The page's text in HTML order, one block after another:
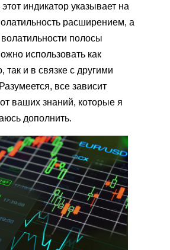
индикатор указывает на
расширением, а
полосы
использовать как
так и в связке с другими
все зависит
ваших знаний, которые я
дополнить.